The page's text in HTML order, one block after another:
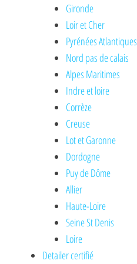
Gironde
Loir et Cher
Pyrénées Atlantiques
Nord pas de calais
Alpes Maritimes
Indre et loire
Corrèze
Creuse
Lot et Garonne
Dordogne
Puy de Dôme
Allier
Haute-Loire
Seine St Denis
Loire
Detailer certifié